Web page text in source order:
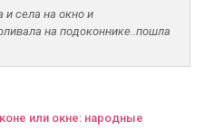
и села на окно и
на подоконнике..пошла
или окне: народные